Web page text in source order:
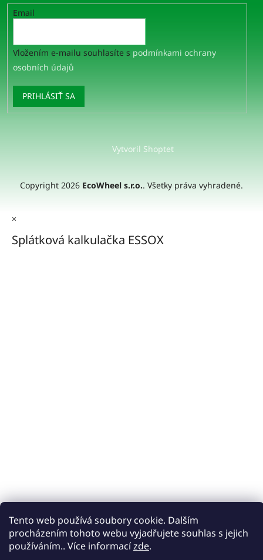
Tento web používá soubory cookie. Dalším
procházením tohoto webu vyjadřujete souhlas s jejich
používáním.. Více informacízde.
Email
Vložením e-mailu souhlasíte s podmínkami ochrany
osobních údajů
PRIHLÁSIŤ SA
Vytvoril Shoptet
Copyright 2026 EcoWheel s.r.o.. Všetky práva vyhradené.
×
Splátková kalkulačka ESSOX